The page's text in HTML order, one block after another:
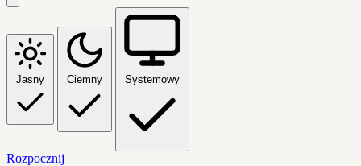
Jasny Ciemny Systemowy
Rozpocznij